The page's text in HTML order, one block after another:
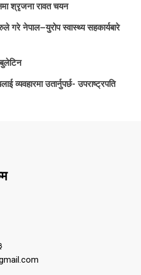
श्रृजना रावत चयन
गरे नेपाल–युरोप स्वास्थ्य सहकार्यबारे
व्यवहारमा उतार्नुपर्छ- उपराष्ट्रपति